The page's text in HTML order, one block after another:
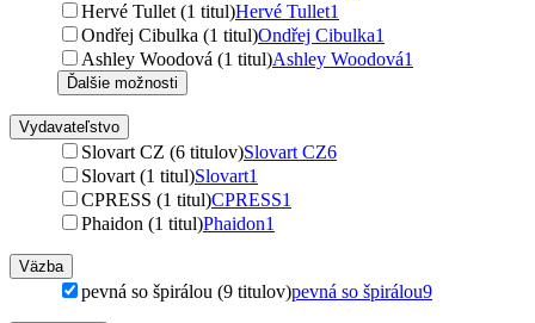
Hervé Tullet (1 titul)Hervé Tullet1
Ondřej Cibulka (1 titul)Ondřej Cibulka1
Ashley Woodová (1 titul)Ashley Woodová1
Ďalšie možnosti
Vydavateľstvo
Slovart CZ (6 titulov)Slovart CZ6
Slovart (1 titul)Slovart1
CPRESS (1 titul)CPRESS1
Phaidon (1 titul)Phaidon1
Väzba
pevná so špirálou (9 titulov)pevná so špirálou9